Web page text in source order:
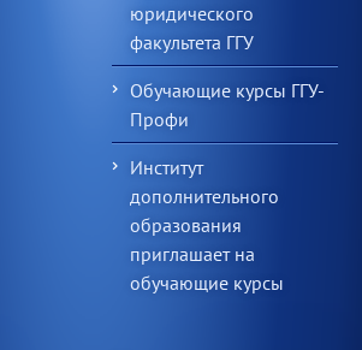
юридического
факультета ГГУ
Обучающие курсы ГГУ-
Профи
Институт
дополнительного
образования
приглашает на
обучающие курсы